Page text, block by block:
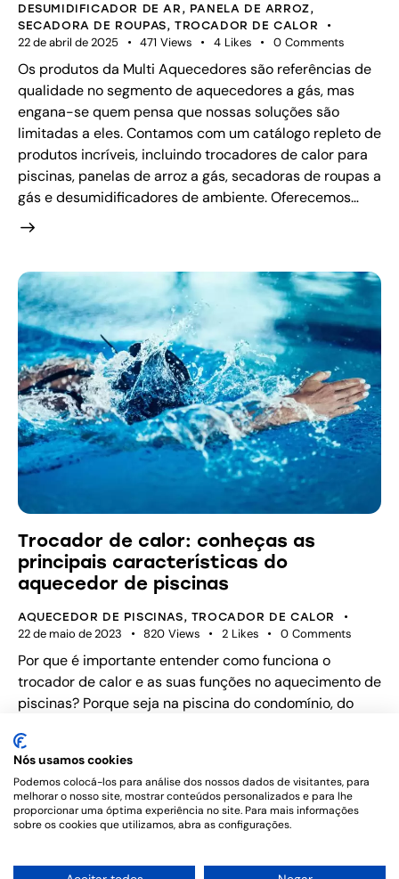
DESUMIDIFICADOR DE AR , PANELA DE ARROZ,
SECADORA DE ROUPAS,TROCADOR DE CALOR
22 de abril de 2025 471 Views 4 Likes 0 Comments
Os produtos da Multi Aquecedores são referências de
qualidade no segmento de aquecedores a gás, mas
engana-se quem pensa que nossas soluções são
limitadas a eles. Contamos com um catálogo repleto de
produtos incríveis, incluindo trocadores de calor para
piscinas, panelas de arroz a gás, secadoras de roupas a
gás e desumidificadores de ambiente. Oferecemos…
Trocador de calor: conheças as
principais características do
aquecedor de piscinas
AQUECEDOR DE PISCINAS, TROCADOR DE CALOR
22 de maio de 2023 820 Views 2 Likes 0 Comments
Por que é importante entender como funciona o
trocador de calor e as suas funções no aquecimento de
piscinas? Porque seja na piscina do condomínio, do
aquecida faz toda a diferença. Então, se você gerencia
um local com esse perfil e quer proporcionar o maior
conforto para todos…
Nós usamos cookies
Podemos colocá-los para análise dos nossos dados de visitantes, para
melhorar o nosso site, mostrar conteúdos personalizados e para lhe
proporcionar uma óptima experiência no site. Para mais informações
sobre os cookies que utilizamos, abra as configurações.